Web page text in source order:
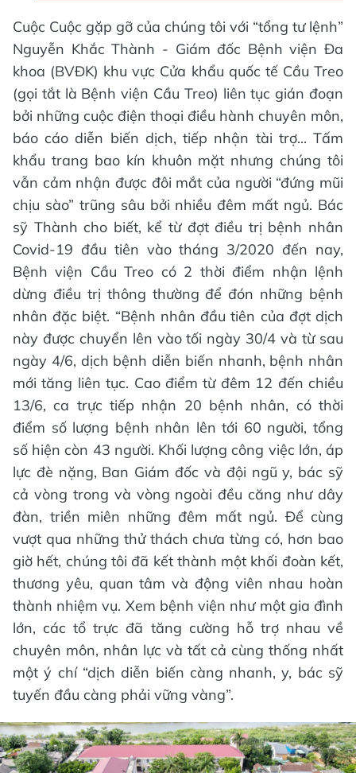
Cuộc Cuộc gặp gỡ của chúng tôi với “tổng tư lệnh”
Nguyễn Khắc Thành - Giám đốc Bệnh viện Đa
khoa (BVĐK) khu vực Cửa khẩu quốc tế Cầu Treo
(gọi tắt là Bệnh viện Cầu Treo) liên tục gián đoạn
bởi những cuộc điện thoại điều hành chuyên môn,
báo cáo diễn biến dịch, tiếp nhận tài trợ... Tấm
khẩu trang bao kín khuôn mặt nhưng chúng tôi
vẫn cảm nhận được đôi mắt của người “đứng mũi
chịu sào” trũng sâu bởi nhiều đêm mất ngủ. Bác
sỹ Thành cho biết, kể từ đợt điều trị bệnh nhân
Covid-19 đầu tiên vào tháng 3/2020 đến nay,
Bệnh viện Cầu Treo có 2 thời điểm nhận lệnh
dừng điều trị thông thường để đón những bệnh
nhân đặc biệt. “Bệnh nhân đầu tiên của đợt dịch
này được chuyển lên vào tối ngày 30/4 và từ sau
ngày 4/6, dịch bệnh diễn biến nhanh, bệnh nhân
mới tăng liên tục. Cao điểm từ đêm 12 đến chiều
13/6, ca trực tiếp nhận 20 bệnh nhân, có thời
điểm số lượng bệnh nhân lên tới 60 người, tổng
số hiện còn 43 người. Khối lượng công việc lớn, áp
lực đè nặng, Ban Giám đốc và đội ngũ y, bác sỹ
cả vòng trong và vòng ngoài đều căng như dây
đàn, triền miên những đêm mất ngủ. Để cùng
vượt qua những thử thách chưa từng có, hơn bao
giờ hết, chúng tôi đã kết thành một khối đoàn kết,
thương yêu, quan tâm và động viên nhau hoàn
thành nhiệm vụ. Xem bệnh viện như một gia đình
lớn, các tổ trực đã tăng cường hỗ trợ nhau về
chuyên môn, nhân lực và tất cả cùng thống nhất
một ý chí “dịch diễn biến càng nhanh, y, bác sỹ
tuyến đầu càng phải vững vàng”.